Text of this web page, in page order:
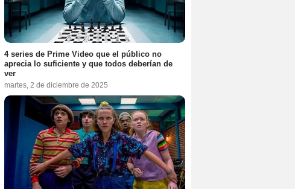
4 series de Prime Video que el público no
aprecia lo suficiente y que todos deberían de
ver
martes, 2 de diciembre de 2025